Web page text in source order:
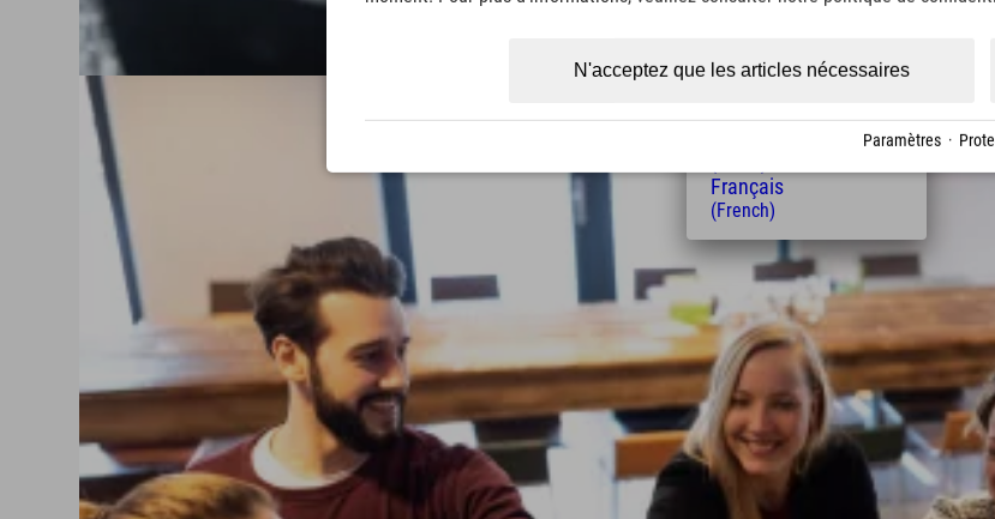
N'acceptez que les articles nécessaires
Paramètres ·
(Polish)
(Hungarian)
Français
(French)